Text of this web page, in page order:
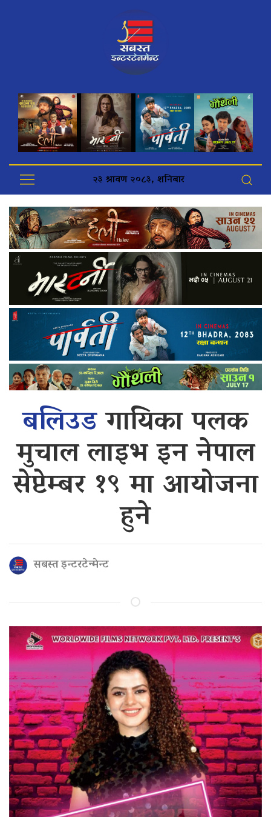
२३ श्रावण २०८३, शनिबार
बलिउडगायिका पलक
मुचाल लाइभ इन नेपाल
सेप्टेम्बर १९ मा आयोजना
हुने
सबस्त इन्टरटेन्मेन्ट